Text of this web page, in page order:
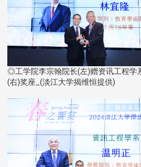
◎工学院李宗翰院长(左)赠资讯工程学
(右)奖座_(淡江大学揭维恒提供)​​​​​​​